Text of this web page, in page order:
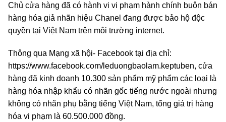
Chủ cửa hàng đã có hành vi vi phạm hành chính buôn bán
hàng hóa giả nhãn hiệu Chanel đang được bảo hộ độc
quyền tại Việt Nam trên môi trường internet.
Thông qua Mạng xã hội- Facebook tại địa chỉ:
https://www.facebook.com/leduongbaolam.keptuben, cửa
hàng đã kinh doanh 10.300 sản phẩm mỹ phẩm các loại là
hàng hóa nhập khẩu có nhãn gốc tiếng nước ngoài nhưng
không có nhãn phụ bằng tiếng Việt Nam, tổng giá trị hàng
hóa vi phạm là 60.500.000 đồng.